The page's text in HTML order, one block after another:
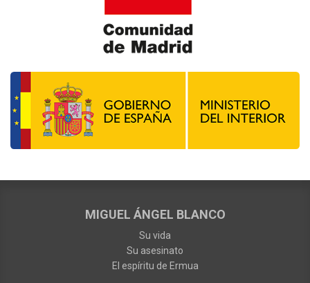
MIGUEL ÁNGEL BLANCO
Su vida
Su asesinato
El espíritu de Ermua